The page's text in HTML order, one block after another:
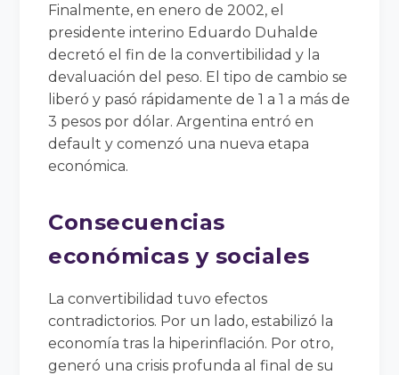
Finalmente, en enero de 2002, el
presidente interino Eduardo Duhalde
decretó el fin de la convertibilidad y la
devaluación del peso. El tipo de cambio se
liberó y pasó rápidamente de 1 a 1 a más de
3 pesos por dólar. Argentina entró en
default y comenzó una nueva etapa
económica.
Consecuencias
económicas y sociales
La convertibilidad tuvo efectos
contradictorios. Por un lado, estabilizó la
economía tras la hiperinflación. Por otro,
generó una crisis profunda al final de su